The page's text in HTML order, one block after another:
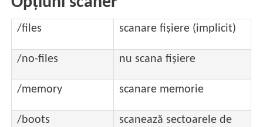
/files scanare fișiere (implicit)
/no-files nu scana fișiere
/memory scanare memorie
/boots
scanează sectoarele de